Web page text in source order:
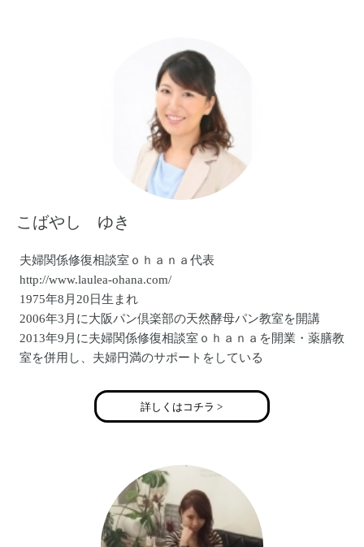
「向空の下で～死産を経験してからの生活～」
http://ameblo.jp/vue28433/
こばやし ゆき
夫婦関係修復相談室ｏｈａｎａ代表
http://www.laulea-ohana.com/
1975年8月20日生まれ
2006年3月に大阪パン倶楽部の天然酵母パン教室を開講
2013年9月に夫婦関係修復相談室ｏｈａｎａを開業・薬膳教
室を併用し、夫婦円満のサポートをしている
詳しくはコチラ >